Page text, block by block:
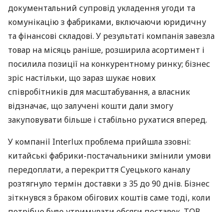
документальний супровід укладення угоди та
комунікацію з фабриками, включаючи юридичну
та фінансові складові. У результаті компанія завезла
товар на місяць раніше, розширила асортимент і
посилила позиції на конкурентному ринку; бізнес
зріс настільки, що зараз шукає нових
співробітників для масштабування, а власник
відзначає, що залучені кошти дали змогу
закуповувати більше і стабільно рухатися вперед.
У компанії Interlux проблема прийшла ззовні:
китайські фабрики-постачальники змінили умови
передоплати, а перекриття Суецького каналу
розтягнуло термін доставки з 35 до 90 днів. Бізнес
зіткнувся з браком обігових коштів саме тоді, коли